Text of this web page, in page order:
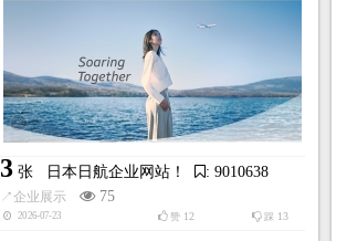
3 张 日本日航企业网站！ : 9010638
↗企业展示 75
2026-07-23 踩 13
赞12
收藏